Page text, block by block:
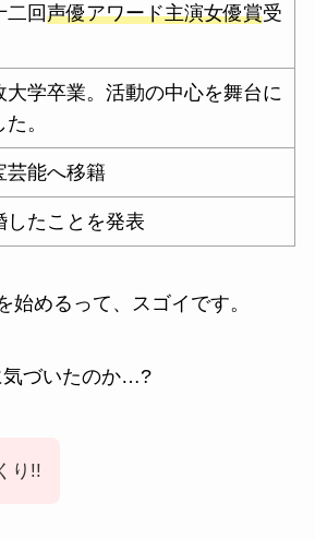
二回声優アワード主演女優賞受
大学卒業。活動の中心を舞台に
。
芸能へ移籍
したことを発表
始めるって、スゴイです。
気づいたのか…?
り!!